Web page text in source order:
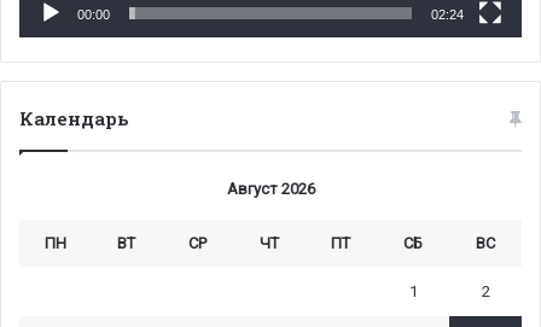
00:00 02:24
Календарь
Август 2026
ПН ВТ СР ЧТ ПТ СБ ВС
1 2